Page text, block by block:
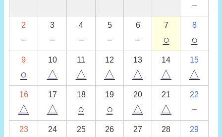
－
2
－
3
－
4
－
5
－
6
－
7
○
8
○
9
○
10
△
11
△
12
△
13
△
14
△
15
△
16
△
17
△
18
○
19
○
20
△
21
△
22
－
23 24 25 26 27 28 29